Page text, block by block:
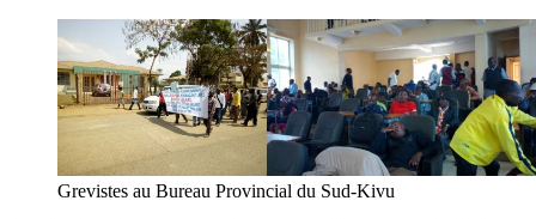
Grevistes au Bureau Provincial du Sud-Kivu